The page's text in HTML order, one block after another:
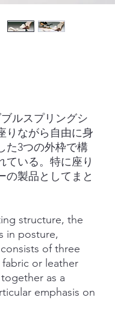
ルスプリングシ
りながら自由に身
た3つの外枠で構
ている。特に座り
の製品としてまと
structure, the
in posture,
of three
or leather
as a
emphasis on